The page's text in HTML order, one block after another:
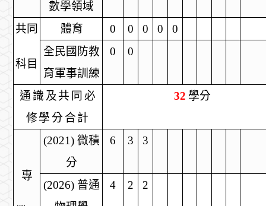
數學領域
共同
科目
體育 0 0 0 0
0
全民國防教
育軍事訓練
0 0
通識及共同必
修學分合計
32 學分
專
(2021) 微積
分
6 3 3
(2026) 普通
4 2 2